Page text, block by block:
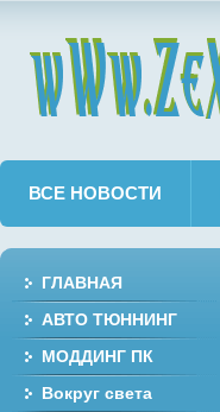
ВСЕ НОВОСТИ
ГЛАВНАЯ
АВТО ТЮННИНГ
МОДДИНГ ПК
Вокруг света